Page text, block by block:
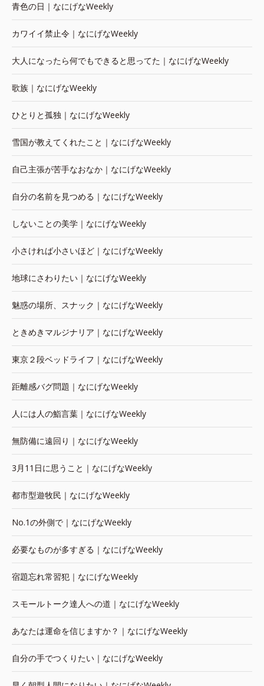
青色の日｜なにげなWeekly
カワイイ禁止令｜なにげなWeekly
大人になったら何でもできると思ってた｜なにげなWeekly
歌族｜なにげなWeekly
ひとりと孤独｜なにげなWeekly
雪国が教えてくれたこと｜なにげなWeekly
自己主張が苦手なおなか｜なにげなWeekly
自分の名前を見つめる｜なにげなWeekly
しないことの美学｜なにげなWeekly
小さければ小さいほど｜なにげなWeekly
地球にさわりたい｜なにげなWeekly
魅惑の場所、スナック｜なにげなWeekly
ときめきマルジナリア｜なにげなWeekly
東京２段ベッドライフ｜なにげなWeekly
距離感バグ問題｜なにげなWeekly
人には人の鮨言葉｜なにげなWeekly
無防備に遠回り｜なにげなWeekly
3月11日に思うこと｜なにげなWeekly
都市型遊牧民｜なにげなWeekly
No.1の外側で｜なにげなWeekly
必要なものが多すぎる｜なにげなWeekly
宿題忘れ常習犯｜なにげなWeekly
スモールトーク達人への道｜なにげなWeekly
あなたは運命を信じますか？｜なにげなWeekly
自分の手でつくりたい｜なにげなWeekly